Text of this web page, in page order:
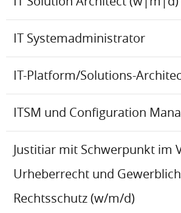
IT Systemadministrator
IT-Platform/Solutions-
ITSM und Configuration
Justitiar mit Schwerpunkt im
Urheberrecht und
Rechtsschutz (w/m/d)